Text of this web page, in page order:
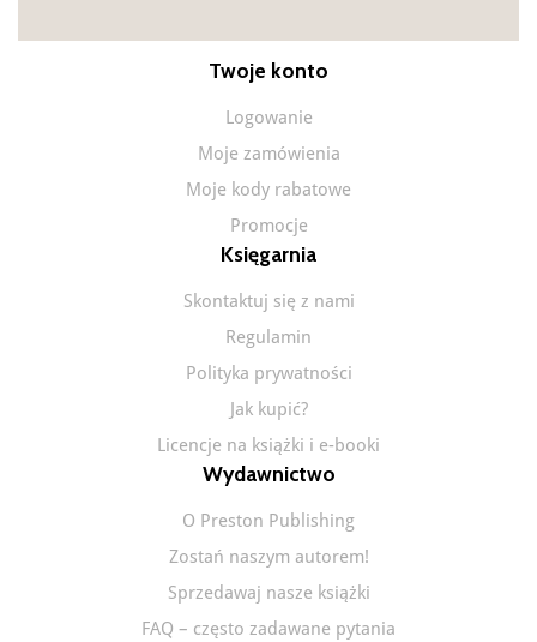
Twoje konto
Logowanie
Moje zamówienia
Moje kody rabatowe
Promocje
Księgarnia
Skontaktuj się z nami
Regulamin
Polityka prywatności
Jak kupić?
Licencje na książki i e-booki
Wydawnictwo
O Preston Publishing
Zostań naszym autorem!
Sprzedawaj nasze książki
FAQ – często zadawane pytania